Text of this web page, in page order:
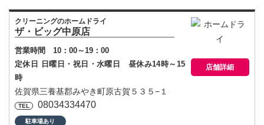
クリーニングのホームドライ
ザ・ビッグ中原店
営業時間 10：00～19：00
定休日 日曜日・祝日・水曜日 昼休み14時～15
時
佐賀県三養基郡みやき町原古賀５３５−１
08034334470
駐車場あり
店舗詳細